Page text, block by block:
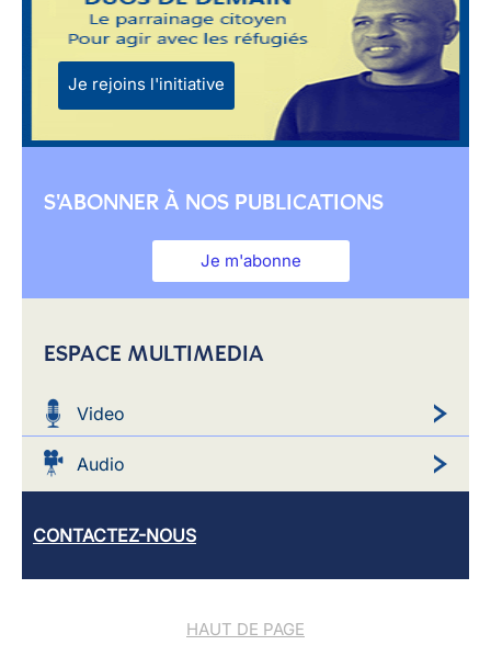
Je rejoins l'initiative
S'ABONNER À NOS PUBLICATIONS
Je m'abonne
ESPACE MULTIMEDIA
Video
Audio
CONTACTEZ-NOUS
HAUT DE PAGE